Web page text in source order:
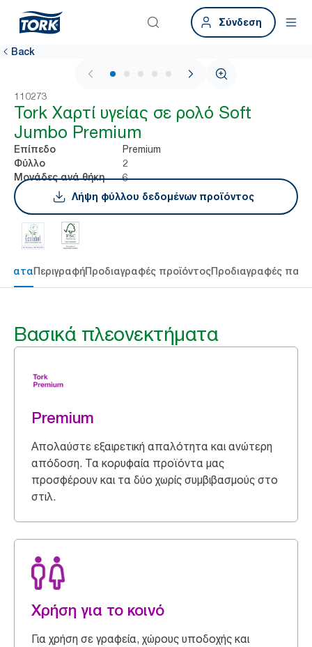
Σύνδεση
Back
1 / 5
110273
Tork Χαρτί υγείας σε ρολό Soft
Jumbo Premium
Επίπεδο Premium
Φύλλο 2
Μονάδες ανά θήκη
6
Λήψη φύλλου δεδομένων προϊόντος
ΠεριγραφήΠροδιαγραφές προϊόντοςΠροδιαγραφές
Βασικά πλεονεκτήματα
Premium
Απολαύστε εξαιρετική απαλότητα και ανώτερη
απόδοση. Τα κορυφαία προϊόντα μας
προσφέρουν και τα δύο χωρίς συμβιβασμούς στο
στιλ.
Χρήση για το κοινό
Για χρήση σε γραφεία, χώρους υποδοχής και